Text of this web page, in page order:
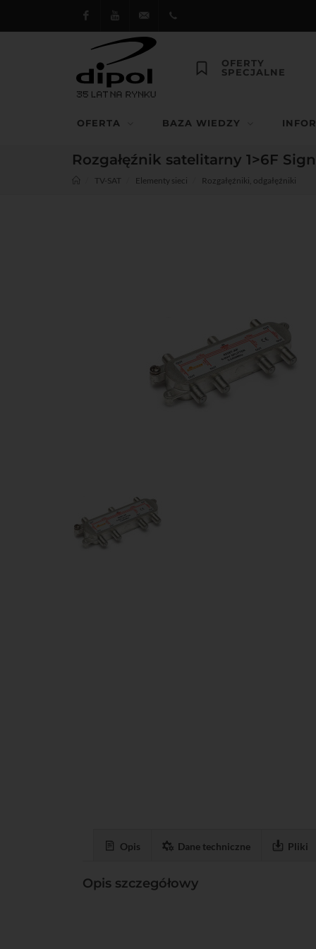
FacebookYoutube dipol@dipol.com.pl
OFERTY
SPECJALNE
OFERTA BAZA WIEDZY
Rozgałęźnik satelitarny 1>6F
TV-SAT Elementy sieci Rozgałęźniki, odgałęźniki
Opis Dane techniczne Pliki
Opis szczegółowy